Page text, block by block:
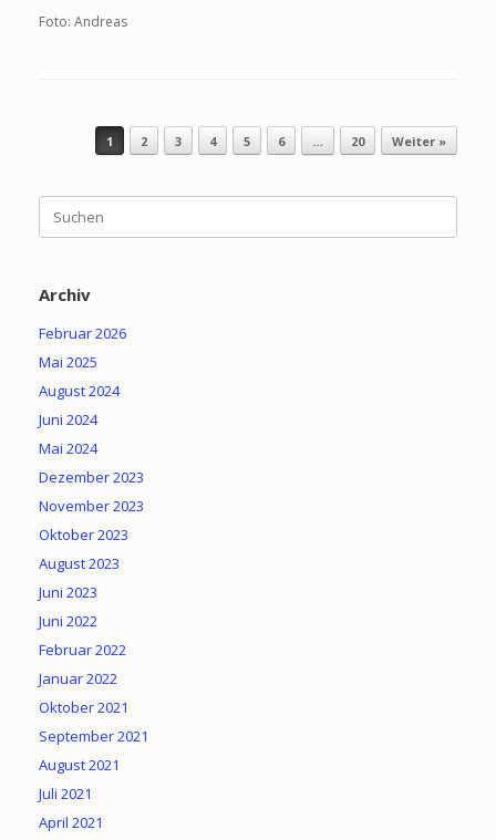
Foto: Andreas
Beitragsnavigation
1 2 3 4 5 6 … 20 Weiter »
nach:
Archiv
Februar 2026
Mai 2025
August 2024
Juni 2024
Mai 2024
Dezember 2023
November 2023
Oktober 2023
August 2023
Juni 2023
Juni 2022
Februar 2022
Januar 2022
Oktober 2021
September 2021
August 2021
Juli 2021
April 2021